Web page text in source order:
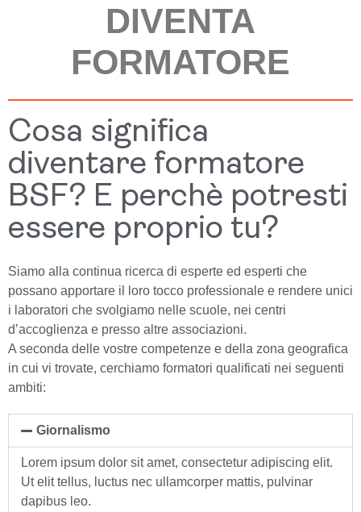
DIVENTA
FORMATORE
Cosa significa
diventare formatore
BSF? E perchè potresti
essere proprio tu?
Siamo alla continua ricerca di esperte ed esperti che
possano apportare il loro tocco professionale e rendere unici
i laboratori che svolgiamo nelle scuole, nei centri
d’accoglienza e presso altre associazioni.
A seconda delle vostre competenze e della zona geografica
in cui vi trovate, cerchiamo formatori qualificati nei seguenti
ambiti:
Giornalismo
Lorem ipsum dolor sit amet, consectetur adipiscing elit.
Ut elit tellus, luctus nec ullamcorper mattis, pulvinar
dapibus leo.